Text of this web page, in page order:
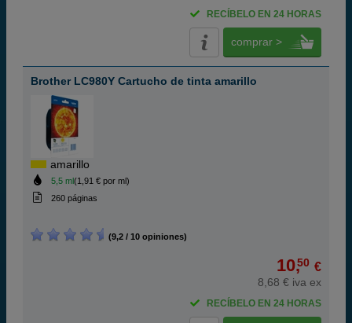
RECÍBELO EN 24 HORAS
comprar >
Brother LC980Y Cartucho de tinta amarillo
amarillo
5,5 ml(1,91 € por ml)
260 páginas
(9,2 / 10 opiniones)
10,50 €
8,68 € iva ex
RECÍBELO EN 24 HORAS